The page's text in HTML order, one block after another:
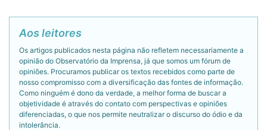
Aos leitores
Os artigos publicados nesta página não refletem necessariamente a
opinião do Observatório da Imprensa, já que somos um fórum de
opiniões. Procuramos publicar os textos recebidos como parte de
nosso compromisso com a diversificação das fontes de informação.
Como ninguém é dono da verdade, a melhor forma de buscar a
objetividade é através do contato com perspectivas e opiniões
diferenciadas, o que nos permite neutralizar o discurso do ódio e da
intolerância.